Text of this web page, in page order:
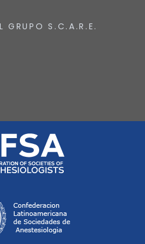
GRUPO S.C.A.R.E.